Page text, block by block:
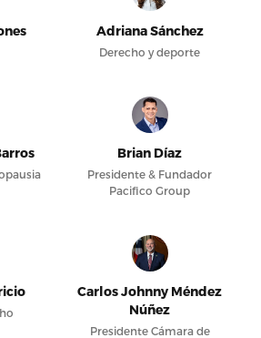
Adriana Sánchez
Derecho y deporte
Brian Díaz
Presidente & Fundador
Pacifico Group
Carlos Johnny Méndez
Núñez
Presidente Cámara de